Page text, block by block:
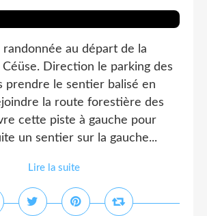
au départ de la
Direction le parking des
prendre le sentier balisé en
la route forestière des
cette piste à gauche pour
un sentier sur la gauche...
Lire la suite